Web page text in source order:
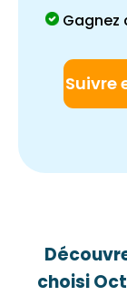
Gagnez
Suivre
choisi